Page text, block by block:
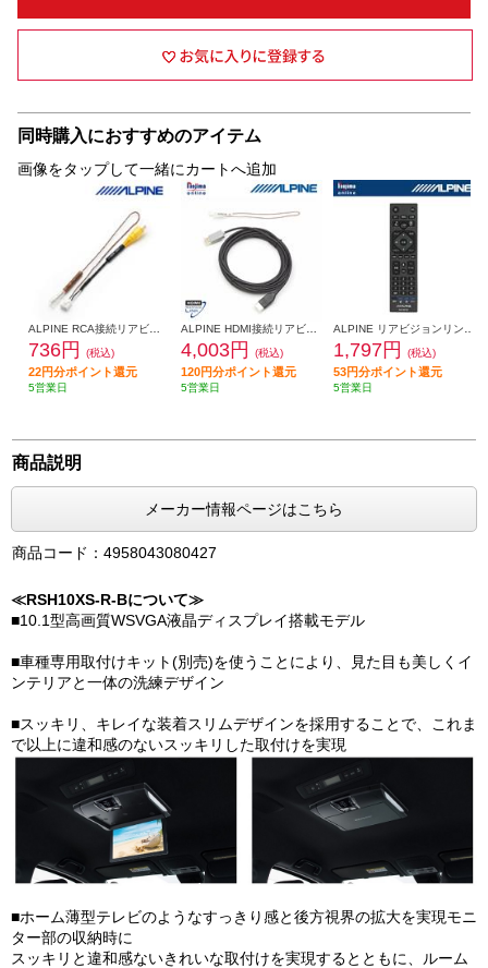
同時購入におすすめのアイテム
画像をタップして一緒にカートへ追加
ALPINE RCA接続リアビジョン用 ナビ変換コネクター KCE-190V
736円 (税込)
22円分ポイント還元
5営業日
ALPINE HDMI接続リアビジョン用リンクケーブル KCU-610RV
4,003円 (税込)
120円分ポイント還元
5営業日
1,797円 (税込)
53円分ポイント還元
5営業日
商品説明
メーカー情報ページはこちら
商品コード：4958043080427
≪RSH10XS-R-Bについて≫
■10.1型高画質WSVGA液晶ディスプレイ搭載モデル
■車種専用取付けキット(別売)を使うことにより、見た目も美しくイ
ンテリアと一体の洗練デザイン
■スッキリ、キレイな装着スリムデザインを採用することで、これま
で以上に違和感のないスッキリした取付けを実現
■ホーム薄型テレビのようなすっきり感と後方視界の拡大を実現モニ
ター部の収納時に
スッキリと違和感ないきれいな取付けを実現するとともに、ルーム